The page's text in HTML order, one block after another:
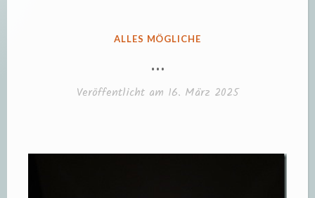
VERÖFFENTLICHT
ALLES MÖGLICHE
…
Veröffentlicht am 16. März 2025